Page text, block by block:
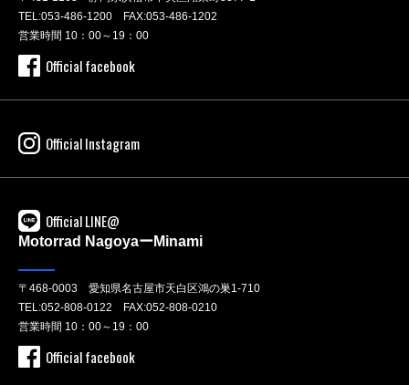
TEL:053-486-1200 FAX:053-486-1202
営業時間 10：00～19：00
Official facebook
Official Instagram
Official LINE@
Motorrad NagoyaーMinami
〒468-0003 愛知県名古屋市天白区鴻の巣1-710
TEL:052-808-0122 FAX:052-808-0210
営業時間 10：00～19：00
Official facebook